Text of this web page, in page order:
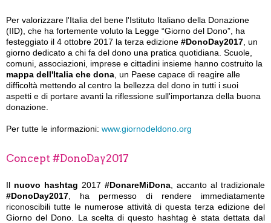
Per valorizzare l'Italia del bene l'Istituto Italiano della Donazione
(IID), che ha fortemente voluto la Legge “Giorno del Dono”, ha
festeggiato il 4 ottobre 2017 la terza edizione #DonoDay2017 , un
giorno dedicato a chi fa del dono una pratica quotidiana. Scuole,
comuni, associazioni, imprese e cittadini insieme hanno costruito la
mappa dell'Italia che dona , un Paese capace di reagire alle
difficoltà mettendo al centro la bellezza del dono in tutti i suoi
aspetti e di portare avanti la riflessione sull'importanza della buona
donazione.
Per tutte le informazioni: www.giornodeldono.org
Concept #DonoDay2017
Il nuovo hashtag 2017 #DonareMiDona , accanto al tradizionale
#DonoDay2017 , ha permesso di rendere immediatamente
riconoscibili tutte le numerose attività di questa terza edizione del
Giorno del Dono. La scelta di questo hashtag è stata dettata dal